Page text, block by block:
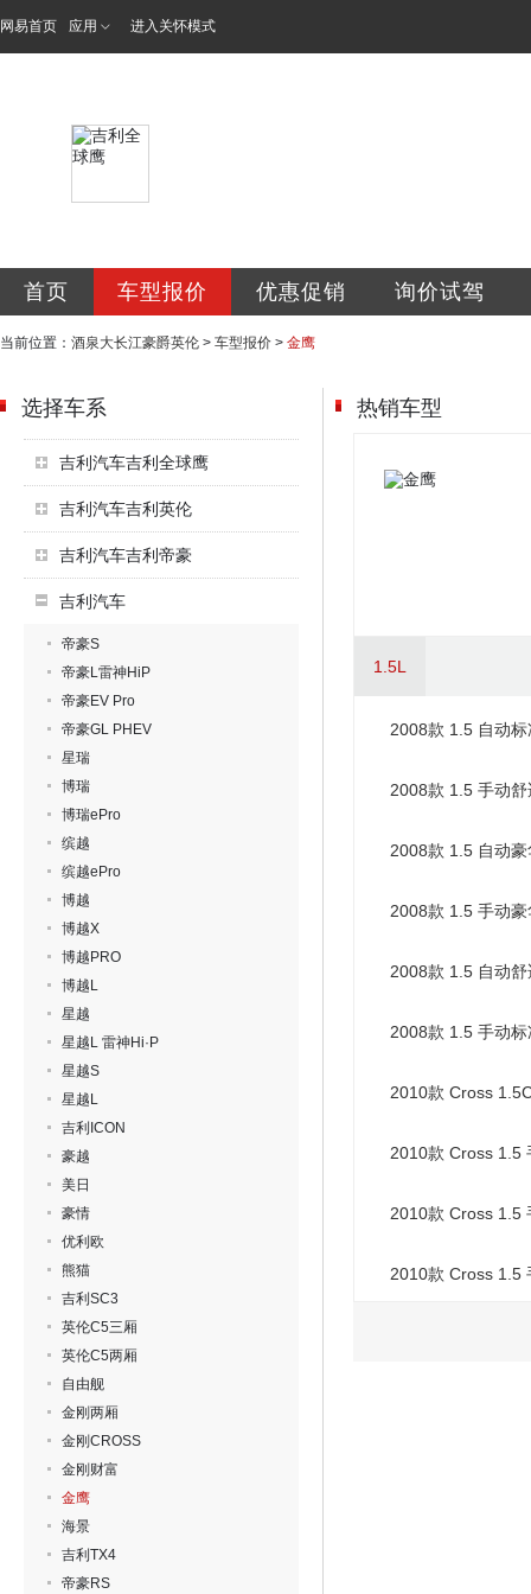
网易首页 应用 进入关怀模式
首页 车型报价 优惠促销 询价试驾
当前位置： 酒泉大长江豪爵英伦 > 车型报价 > 金鹰
选择车系
吉利汽车吉利全球鹰
吉利汽车吉利英伦
吉利汽车吉利帝豪
吉利汽车
帝豪S
帝豪L雷神HiP
帝豪EV Pro
帝豪GL PHEV
星瑞
博瑞
博瑞ePro
缤越
缤越ePro
博越
博越X
博越PRO
博越L
星越
星越L 雷神Hi·P
星越S
星越L
吉利ICON
豪越
美日
豪情
优利欧
熊猫
吉利SC3
英伦C5三厢
英伦C5两厢
自由舰
金刚两厢
金刚CROSS
金刚财富
金鹰
海景
吉利TX4
帝豪RS
热销车型
1.5L
2008款 1.5 自动标
2008款 1.5 手动舒
2008款 1.5 自动豪
2008款 1.5 手动豪
2008款 1.5 自动舒
2008款 1.5 手动标
2010款 Cross
2010款 Cross 1.5
2010款 Cross 1.5
2010款 Cross 1.5